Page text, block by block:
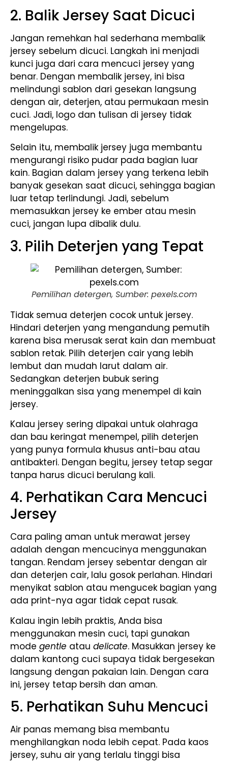
2. Balik Jersey Saat Dicuci
Jangan remehkan hal sederhana membalik
jersey sebelum dicuci. Langkah ini menjadi
kunci juga dari cara mencuci jersey yang
benar. Dengan membalik jersey, ini bisa
melindungi sablon dari gesekan langsung
dengan air, deterjen, atau permukaan mesin
cuci. Jadi, logo dan tulisan di jersey tidak
mengelupas.
Selain itu, membalik jersey juga membantu
mengurangi risiko pudar pada bagian luar
kain. Bagian dalam jersey yang terkena lebih
banyak gesekan saat dicuci, sehingga bagian
luar tetap terlindungi. Jadi, sebelum
memasukkan jersey ke ember atau mesin
cuci, jangan lupa dibalik dulu.
3. Pilih Deterjen yang Tepat
Pemilihan detergen, Sumber: pexels.com
Tidak semua deterjen cocok untuk jersey.
Hindari deterjen yang mengandung pemutih
karena bisa merusak serat kain dan membuat
sablon retak. Pilih deterjen cair yang lebih
lembut dan mudah larut dalam air.
Sedangkan deterjen bubuk sering
meninggalkan sisa yang menempel di kain
jersey.
Kalau jersey sering dipakai untuk olahraga
dan bau keringat menempel, pilih deterjen
yang punya formula khusus anti-bau atau
antibakteri. Dengan begitu, jersey tetap segar
tanpa harus dicuci berulang kali.
4. Perhatikan Cara Mencuci
Jersey
Cara paling aman untuk merawat jersey
adalah dengan mencucinya menggunakan
tangan. Rendam jersey sebentar dengan air
dan deterjen cair, lalu gosok perlahan. Hindari
menyikat sablon atau mengucek bagian yang
ada print-nya agar tidak cepat rusak.
Kalau ingin lebih praktis, Anda bisa
menggunakan mesin cuci, tapi gunakan
mode gentle atau delicate. Masukkan jersey ke
dalam kantong cuci supaya tidak bergesekan
langsung dengan pakaian lain. Dengan cara
ini, jersey tetap bersih dan aman.
5. Perhatikan Suhu Mencuci
Air panas memang bisa membantu
menghilangkan noda lebih cepat. Pada kaos
jersey, suhu air yang terlalu tinggi bisa